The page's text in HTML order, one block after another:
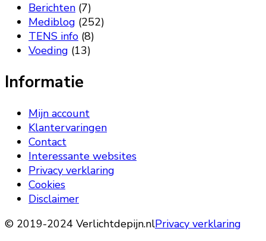
Berichten (7)
Mediblog (252)
TENS info (8)
Voeding (13)
Informatie
Mijn account
Klantervaringen
Contact
Interessante websites
Privacy verklaring
Cookies
Disclaimer
© 2019-2024 Verlichtdepijn.nlPrivacy verklaring